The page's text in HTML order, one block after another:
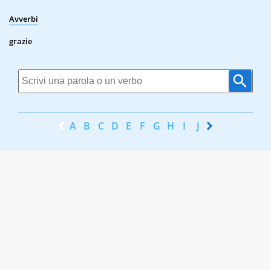
Avverbi
grazie
A B C D E F G H I J K